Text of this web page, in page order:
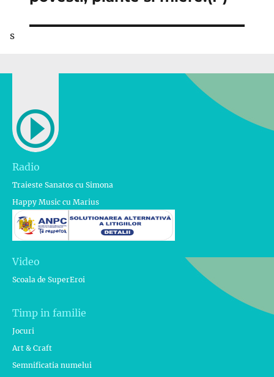
s
Radio
Traieste Sanatos cu Simona
Happy Music cu Marius
Video
Scoala de SuperEroi
Timp in familie
Jocuri
Art & Craft
Semnificatia numelui